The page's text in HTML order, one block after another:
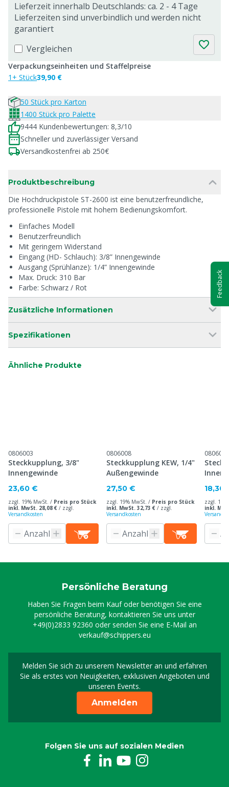
Lieferzeit innerhalb Deutschlands: ca. 2 - 4 Tage
Lieferzeiten sind unverbindlich und werden nicht
garantiert
Vergleichen
Verpackungseinheiten und Staffelpreise
1+ Stück39,90 €
50 Stück pro Karton
1400 Stück pro Palette
9444 Kundenbewertungen: 8,3/10
Schneller und zuverlässiger Versand
Versandkostenfrei ab 250€
Produktbeschreibung
Die Hochdruckpistole ST-2600 ist eine benutzerfreundliche,
professionelle Pistole mit hohem Bedienungskomfort.
Einfaches Modell
Benutzerfreundlich
Mit geringem Widerstand
Eingang (HD- Schlauch): 3/8” Innengewinde
Ausgang (Sprühlanze): 1/4” Innengewinde
Max. Druck: 310 Bar
Farbe: Schwarz / Rot
Zusätzliche Informationen
Spezifikationen
Ähnliche Produkte
0806003
Steckkupplung, 3/8"
Innengewinde
23,60 €
zzgl. 19% MwSt. / Preis pro Stück
inkl. MwSt. 28,08 € / zzgl.
Versandkosten
0806008
Steckkupplung KEW, 1/4"
Außengewinde
27,50 €
zzgl. 19% MwSt. / Preis pro Stück
inkl. MwSt. 32,73 € / zzgl.
Versandkosten
0806017
18,30
zzgl.
inkl.
Persönliche Beratung
Haben Sie Fragen beim Kauf oder benötigen Sie eine
persönliche Beratung, kontaktieren Sie uns unter
+49(0)2833 92360 oder senden Sie eine E-Mail an
verkauf@schippers.eu
Melden Sie sich zu unserem Newsletter an und erfahren
Sie als erstes von Neuigkeiten, exklusiven Angeboten und
unseren Events.
Melden Sie sich für
Anmelden
Folgen Sie uns auf sozialen Medien
Feedback